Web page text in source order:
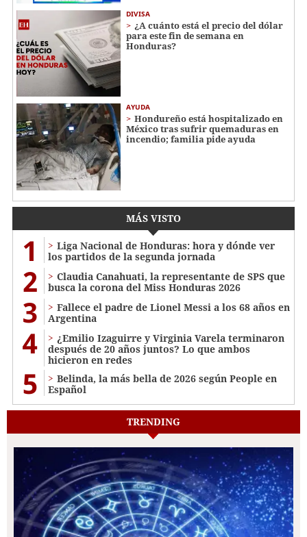
DIVISA
¿A cuánto está el precio del dólar
para este fin de semana en
Honduras?
AYUDA
Hondureño está hospitalizado en
México tras sufrir quemaduras en
incendio; familia pide ayuda
MÁS VISTO
1
Liga Nacional de Honduras: hora y dónde ver
los partidos de la segunda jornada
2
Claudia Canahuati, la representante de SPS que
busca la corona del Miss Honduras 2026
3
Fallece el padre de Lionel Messi a los 68 años en
Argentina
4
¿Emilio Izaguirre y Virginia Varela terminaron
después de 20 años juntos? Lo que ambos
hicieron en redes
5
Belinda, la más bella de 2026 según People en
Español
TRENDING